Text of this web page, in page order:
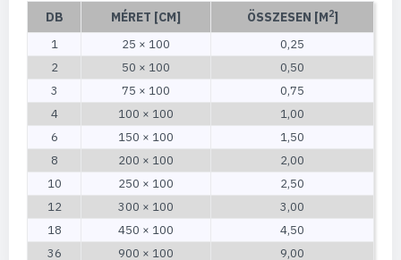
DB MÉRET [CM] ÖSSZESEN [M2]
1 25 × 100
0,25
2
50 × 100
0,50
3
75 × 100
0,75
4
100 × 100
1,00
6
150 × 100
1,50
8
200 × 100
2,00
10
250 × 100
2,50
12
300 × 100
3,00
18
450 × 100
4,50
36
900 × 100 9,00